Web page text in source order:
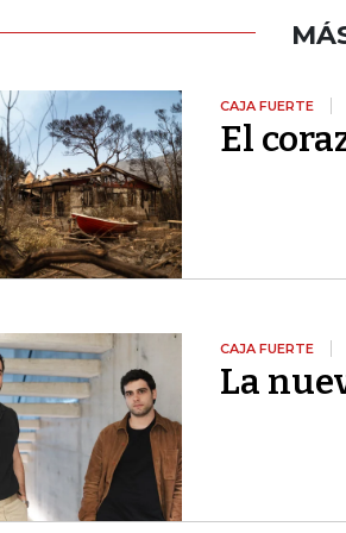
CAJA FUERTE
El
CAJA FUERTE
La